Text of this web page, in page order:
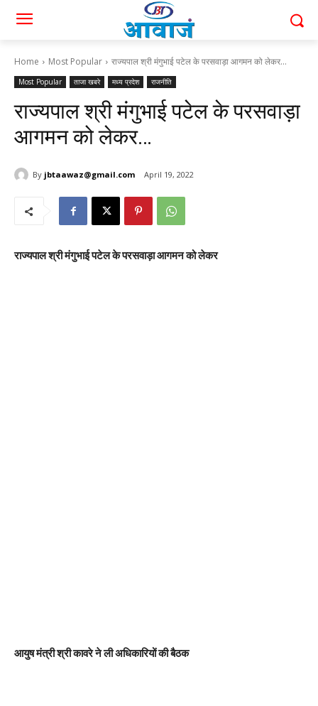
Home Most Popular राज्यपाल श्री मंगुभाई पटेल के परसवाड़ा आगमन को लेकर...
Most Popular ताजा खबरे मध्य प्रदेश राजनीति
राज्यपाल श्री मंगुभाई पटेल के परसवाड़ा
आगमन को लेकर…
By jbtaawaz@gmail.com April 19, 2022
राज्यपाल श्री मंगुभाई पटेल के परसवाड़ा आगमन को लेकर
आयुष मंत्री श्री कावरे ने ली अधिकारियों की बैठक